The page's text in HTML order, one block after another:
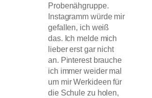
Probenähgruppe.
Instagramm würde mir
gefallen, ich weiß
das. Ich melde mich
lieber erst gar nicht
an. Pinterest brauche
ich immer weider mal
um mir Werkideen für
die Schule zu holen,